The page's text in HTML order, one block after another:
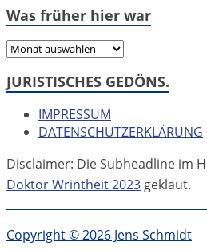
Was früher hier war
Was
hier
JURISTISCHES GEDÖNS.
IMPRESSUM
DATENSCHUTZERKLÄRUNG
Disclaimer: Die Subheadline im
Doktor Wrintheit 2023 geklaut.
Copyright © 2026 Jens Schmidt